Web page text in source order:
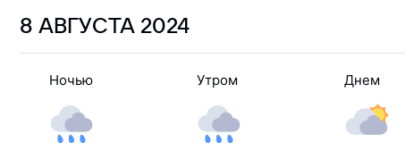
8 АВГУСТА 2024
Ночью Утром Днем